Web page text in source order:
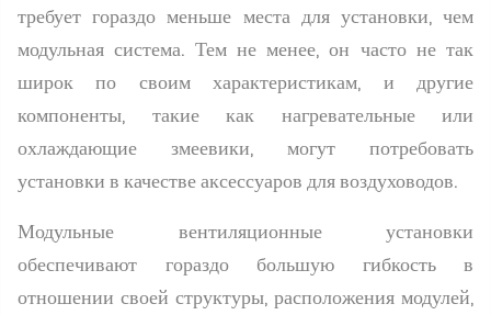
требует гораздо меньше места для установки, чем
модульная система. Тем не менее, он часто не так
широк по своим характеристикам, и другие
компоненты, такие как нагревательные или
охлаждающие змеевики, могут потребовать
установки в качестве аксессуаров для воздуховодов.
Модульные вентиляционные установки
обеспечивают гораздо большую гибкость в
отношении своей структуры, расположения модулей,